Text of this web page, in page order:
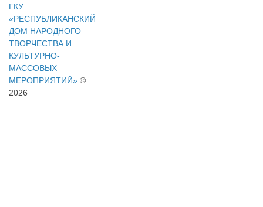
ГКУ
«РЕСПУБЛИКАНСКИЙ
ДОМ НАРОДНОГО
ТВОРЧЕСТВА И
КУЛЬТУРНО-
МАССОВЫХ
МЕРОПРИЯТИЙ» ©
2026